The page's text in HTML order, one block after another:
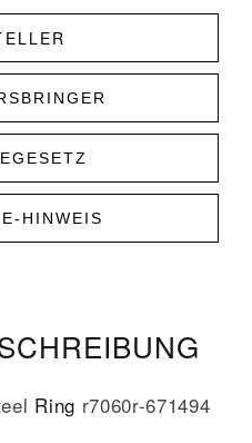
HINWEIS
Ring r7060r-671494